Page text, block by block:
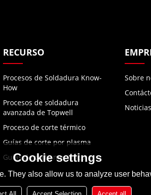
RECURSO
Procesos de Soldadura Know-
How
Procesos de soldadura
avanzada de Topwell
Proceso de corte térmico
Guías de corte por plasma
Guías de corte mecánico
Sobre
Cookie settings
They also allow us to analyze user